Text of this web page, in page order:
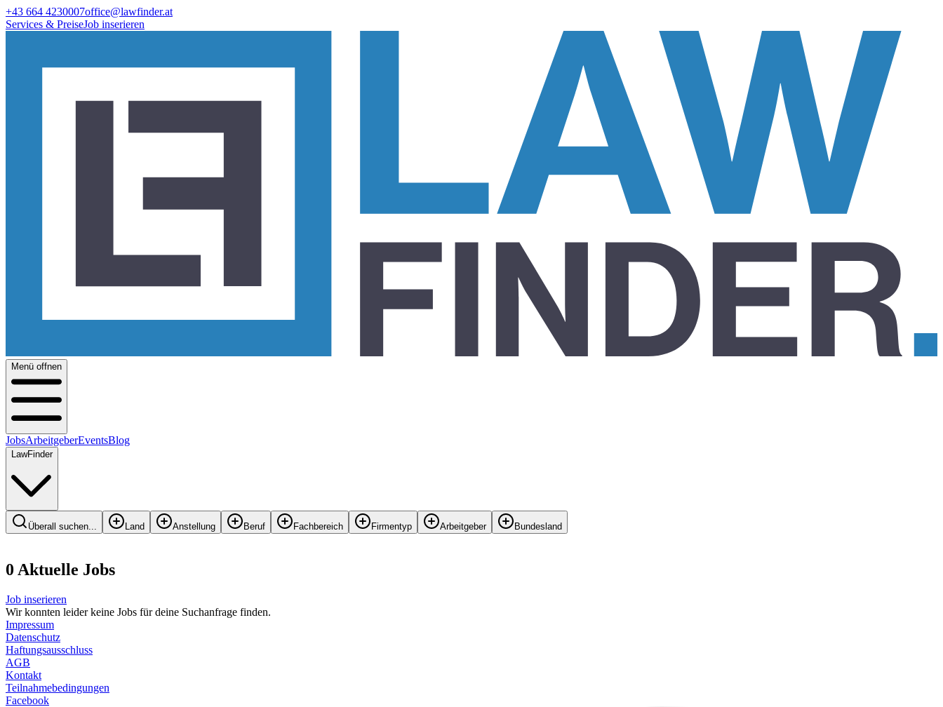
+43 664 4230007office@lawfinder.at
Services & PreiseJob inserieren
Menü offnen
JobsArbeitgeberEventsBlog
LawFinder
Überall suchen... Land Anstellung Beruf Fachbereich Firmentyp Arbeitgeber Bundesland
0 Aktuelle Jobs
Job inserieren
Wir konnten leider keine Jobs für deine Suchanfrage finden.
Impressum
Datenschutz
Haftungsausschluss
AGB
Kontakt
Teilnahmebedingungen
Facebook